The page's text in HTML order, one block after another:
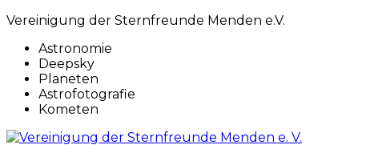
Vereinigung der Sternfreunde Menden e.V.
Astronomie
Deepsky
Planeten
Astrofotografie
Kometen